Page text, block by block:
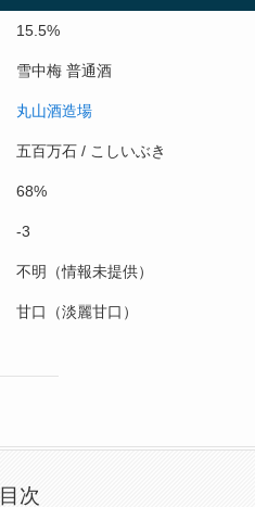
15.5%
雪中梅 普通酒
丸山酒造場
五百万石 / こしいぶき
68%
-3
不明（情報未提供）
甘口（淡麗甘口）
目次